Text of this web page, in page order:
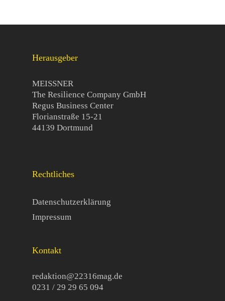
Herausgeber
MEISSNER
The Resilience Company GmbH
Regus Business Center
Florianstraße 15-21
44139 Dortmund
Rechtliches
Datenschutzerklärung
Impressum
Kontakt
redaktion@22316mag.de
0231 / 29 29 65 094